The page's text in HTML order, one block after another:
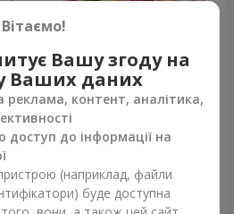
Букет "Казка для двох!"
Замовити
Вітаємо!
Вашу згоду на
Ваших даних
реклама, контент, аналітика,
доступ до інформації на
(наприклад, файли
буде доступна